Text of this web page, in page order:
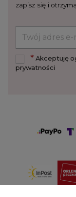
zapisz się i
*Akceptuję
prywatności